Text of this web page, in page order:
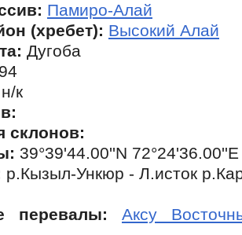
Памиро-Алай
(хребет): Высокий Алай
Дугоба
н/к
склонов:
39°39'44.00''N 72°24'36.00''E
р.Кызыл-Ункюр - Л.исток
перевалы:
Аксу